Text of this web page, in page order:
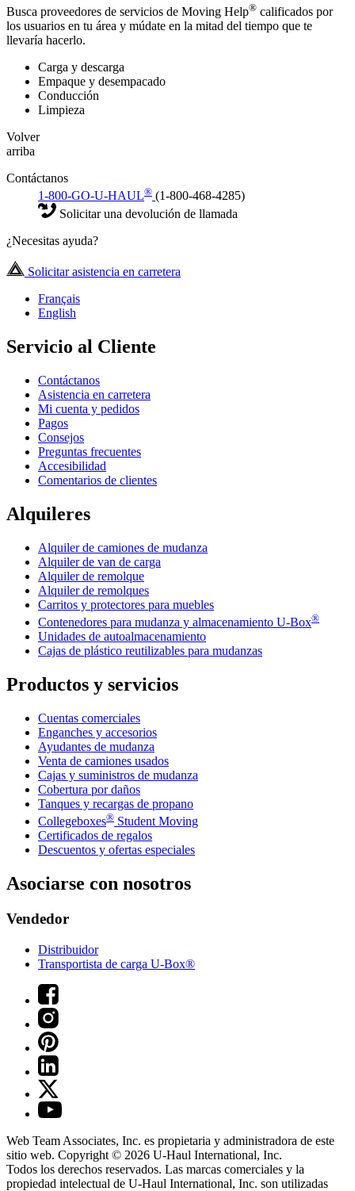
Busca proveedores de servicios de Moving Help® calificados por
los usuarios en tu área y múdate en la mitad del tiempo que te
llevaría hacerlo.
Carga y descarga
Empaque y desempacado
Conducción
Limpieza
Volver
arriba
Contáctanos
1-800-GO-U-HAUL® (1-800-468-4285)
Solicitar una devolución de llamada
¿Necesitas ayuda?
Solicitar asistencia en carretera
Français
English
Servicio al Cliente
Contáctanos
Asistencia en carretera
Mi cuenta y pedidos
Pagos
Consejos
Preguntas frecuentes
Accesibilidad
Comentarios de clientes
Alquileres
Alquiler de camiones de mudanza
Alquiler de van de carga
Alquiler de remolque
Alquiler de remolques
Carritos y protectores para muebles
Contenedores para mudanza y almacenamiento U-Box®
Unidades de autoalmacenamiento
Cajas de plástico reutilizables para mudanzas
Productos y servicios
Cuentas comerciales
Enganches y accesorios
Ayudantes de mudanza
Venta de camiones usados
Cajas y suministros de mudanza
Cobertura por daños
Tanques y recargas de propano
Collegeboxes® Student Moving
Certificados de regalos
Descuentos y ofertas especiales
Asociarse con nosotros
Vendedor
Distribuidor
Transportista de carga U-Box®
Web Team Associates, Inc. es propietaria y administradora de este
sitio web. Copyright © 2026 U-Haul International, Inc.
Todos los derechos reservados. Las marcas comerciales y la
propiedad intelectual de U-Haul International, Inc. son utilizadas